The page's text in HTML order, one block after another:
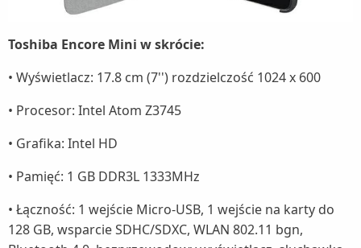
Toshiba Encore Mini w skrócie:
• Wyświetlacz: 17.8 cm (7'') rozdzielczość 1024 x 600
• Procesor: Intel Atom Z3745
• Grafika: Intel HD
• Pamięć: 1 GB DDR3L 1333MHz
• Łączność: 1 wejście Micro-USB, 1 wejście na karty do
128 GB, wsparcie SDHC/SDXC, WLAN 802.11 bgn,